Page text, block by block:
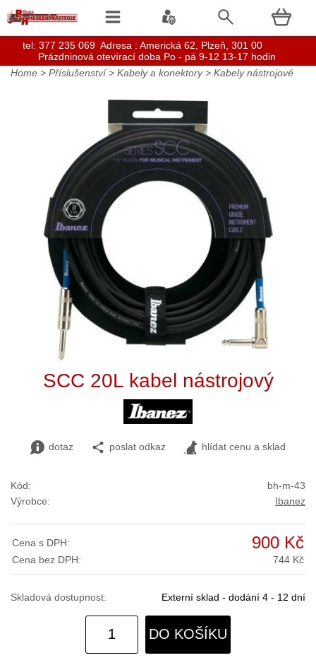
Home > Příslušenství > Kabely a konektory> Kabely nástrojové
SCC 20L kabel nástrojový
dotaz poslat odkaz hlídat cenu a sklad
Kód:
bh-m-43
Výrobce:
Ibanez
Cena s DPH: 900 Kč
Cena bez DPH: 744 Kč
Skladová dostupnost: Externí sklad - dodání 4 - 12 dní
DO KOŠÍKU
tel: 377 235 069 Adresa : Americká 62, Plzeň, 301 00
Prázdninová otevírací doba Po - pá 9-12 13-17 hodin